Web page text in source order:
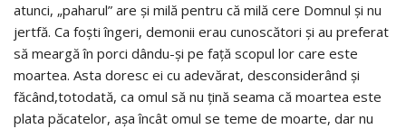
atunci, „paharul” are şi milă pentru că milă cere Domnul şi nu
jertfă. Ca foşti îngeri, demonii erau cunoscători şi au preferat
să meargă în porci dându-și pe față scopul lor care este
moartea. Asta doresc ei cu adevărat, desconsiderând şi
făcând,totodată, ca omul să nu ţină seama că moartea este
plata păcatelor, așa încât omul se teme de moarte, dar nu